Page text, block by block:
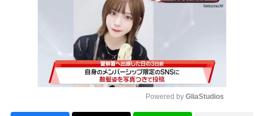
Powered by GliaStudios